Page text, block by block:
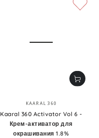
Бренд:
KAARAL 360
Kaaral 360 Activator Vol 6 -
Крем-активатор для
окрашивания 1.8%